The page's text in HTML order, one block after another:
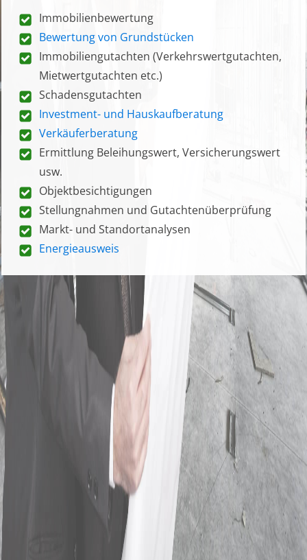
Immobilienbewertung
Bewertung von Grundstücken
Immobiliengutachten (Verkehrswertgutachten,
Mietwertgutachten etc.)
Schadensgutachten
Investment- und Hauskaufberatung
Verkäuferberatung
Ermittlung Beleihungswert, Versicherungswert
usw.
Objektbesichtigungen
Stellungnahmen und Gutachtenüberprüfung
Markt- und Standortanalysen
Energieausweis